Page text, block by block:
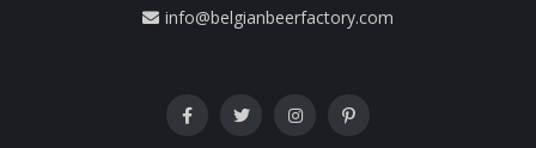
info@belgianbeerfactory.com